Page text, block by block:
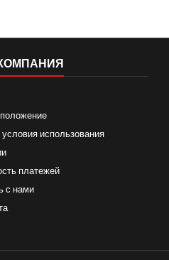
использования
платежей
с нами